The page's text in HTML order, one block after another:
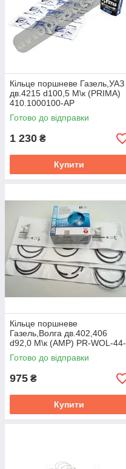
Кiльце поршневе Газель,УАЗ
дв.4215 d100,5 М\к (PRIMA)
410.1000100-АР
Готово до відправки
1 230 ₴
Купити
Кiльце поршневе
Газель,Волга дв.402,406
d92,0 М\к (AMP) PR-WOL-44-
5650-000-SET
Готово до відправки
975 ₴
Купити